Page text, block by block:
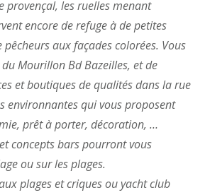
provençal, les ruelles menant
encore de refuge à de petites
aux façades colorées. Vous
Mourillon Bd Bazeilles, et de
et boutiques de qualités dans la rue
environnantes qui vous proposent
prêt à porter, décoration, …
concepts bars pourront vous
ou sur les plages.
plages et criques ou yacht club